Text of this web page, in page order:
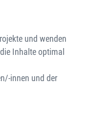
und wenden
Inhalte optimal
innen und der